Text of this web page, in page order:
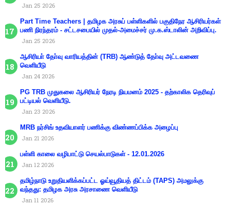
Jan 25 2026
Part Time Teachers | தமிழக அரசுப் பள்ளிகளில் பகுதிநேர ஆசிரியர்கள்
பணி நிரந்தரம் - சட்டசபையில் முதல்-அமைச்சர் மு.க.ஸ்டாலின் அறிவிப்பு.
Jan 25 2026
ஆசிரியா் தோ்வு வாரியத்தின் (TRB) ஆண்டுத் தோ்வு அட்டவணை
வெளியீடு
Jan 24 2026
PG TRB முதுகலை ஆசிரியர் நேரடி நியமனம் 2025 - தற்காலிக தெரிவுப்
பட்டியல் வெளியீடு.
Jan 23 2026
MRB நர்சிங் உதவியாளர் பணிக்கு விண்ணப்பிக்க அழைப்பு
Jan 21 2026
பள்ளி காலை வழிபாட்டு செயல்பாடுகள் - 12.01.2026
Jan 12 2026
தமிழ்நாடு உறுதியளிக்கப்பட்ட ஓய்வூதியத் திட்டம் (TAPS) அமலுக்கு
வந்தது: தமிழக அரசு அரசாணை வெளியீடு
Jan 11 2026